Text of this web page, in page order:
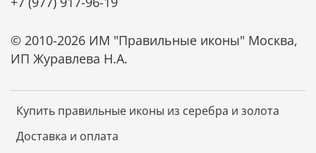
Купить правильные иконы из серебра и золота
Доставка и оплата
© 2010-2026 ИМ "Правильные иконы" Москва,
ИП Журавлева Н.А.